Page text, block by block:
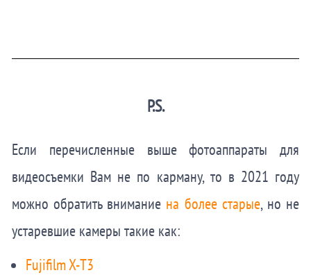
P.S.
Если перечисленные выше фотоаппараты для
видеосъемки Вам не по карману, то в 2021 году
можно обратить внимание на более старые, но не
устаревшие камеры такие как:
Fujifilm X-T3